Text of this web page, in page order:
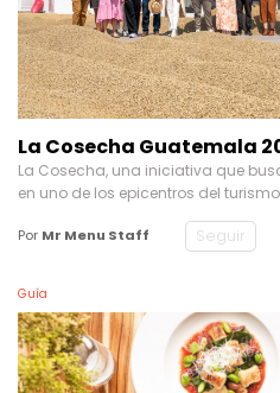
La Cosecha Guatemala
La Cosecha, una iniciativa que
en uno de los epicentros del
Por Mr Menu Staff Seguir
Guía